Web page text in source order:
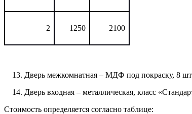
2 1250 2100
Дверь межкомнатная – МДФ под покраску, 8
Дверь входная – металлическая, класс
Стоимость определяется согласно таблице: